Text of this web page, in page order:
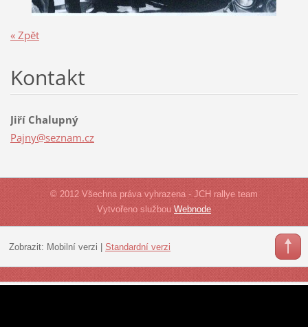
« Zpět
Kontakt
Jiří Chalupný
Pajny@seznam.cz
© 2012 Všechna práva vyhrazena - JCH rallye team
Vytvořeno službou Webnode
Zobrazit: Mobilní verzi Standardní verzi